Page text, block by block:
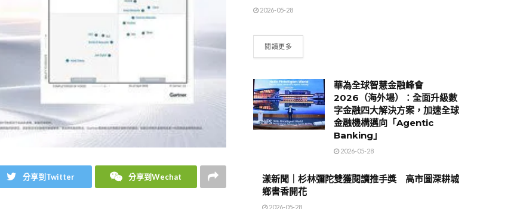
分享到Twitter 分享到Wechat
2026-05-28
閱讀更多
華為全球智慧金融峰會
2026（海外場）：全面升級數
字金融四大解決方案，加速全球
金融機構邁向「Agentic
Banking」
2026-05-28
漾新聞｜杉林彌陀雙獲閱讀推手獎 高市圖深耕城
鄉書香開花
2026-05-28